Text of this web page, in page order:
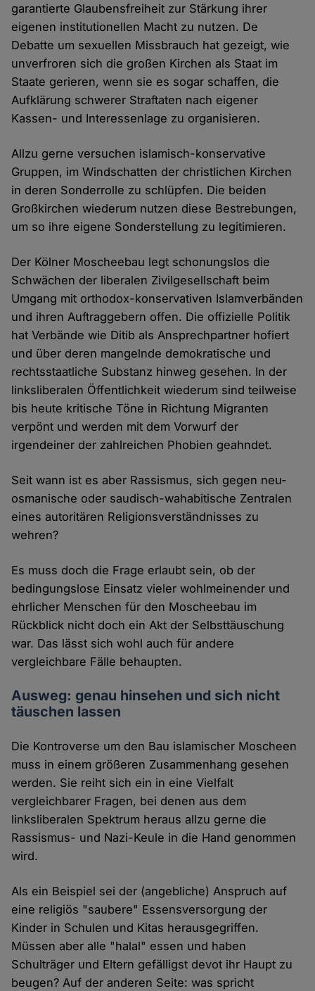
garantierte Glaubensfreiheit zur Stärkung ihrer
eigenen institutionellen Macht zu nutzen. De
Debatte um sexuellen Missbrauch hat gezeigt, wie
unverfroren sich die großen Kirchen als Staat im
Staate gerieren, wenn sie es sogar schaffen, die
Aufklärung schwerer Straftaten nach eigener
Kassen- und Interessenlage zu organisieren.
Allzu gerne versuchen islamisch-konservative
Gruppen, im Windschatten der christlichen Kirchen
in deren Sonderrolle zu schlüpfen. Die beiden
Großkirchen wiederum nutzen diese Bestrebungen,
um so ihre eigene Sonderstellung zu legitimieren.
Der Kölner Moscheebau legt schonungslos die
Schwächen der liberalen Zivilgesellschaft beim
Umgang mit orthodox-konservativen Islamverbänden
und ihren Auftraggebern offen. Die offizielle Politik
hat Verbände wie Ditib als Ansprechpartner hofiert
und über deren mangelnde demokratische und
rechtsstaatliche Substanz hinweg gesehen. In der
linksliberalen Öffentlichkeit wiederum sind teilweise
bis heute kritische Töne in Richtung Migranten
verpönt und werden mit dem Vorwurf der
irgendeiner der zahlreichen Phobien geahndet.
Seit wann ist es aber Rassismus, sich gegen neu-
osmanische oder saudisch-wahabitische Zentralen
eines autoritären Religionsverständnisses zu
wehren?
Es muss doch die Frage erlaubt sein, ob der
bedingungslose Einsatz vieler wohlmeinender und
ehrlicher Menschen für den Moscheebau im
Rückblick nicht doch ein Akt der Selbsttäuschung
war. Das lässt sich wohl auch für andere
vergleichbare Fälle behaupten.
Ausweg: genau hinsehen und sich nicht
täuschen lassen
Die Kontroverse um den Bau islamischer Moscheen
muss in einem größeren Zusammenhang gesehen
werden. Sie reiht sich ein in eine Vielfalt
vergleichbarer Fragen, bei denen aus dem
linksliberalen Spektrum heraus allzu gerne die
Rassismus- und Nazi-Keule in die Hand genommen
wird.
Als ein Beispiel sei der (angebliche) Anspruch auf
eine religiös "saubere" Essensversorgung der
Kinder in Schulen und Kitas herausgegriffen.
Müssen aber alle "halal" essen und haben
Schulträger und Eltern gefälligst devot ihr Haupt zu
beugen? Auf der anderen Seite: was spricht